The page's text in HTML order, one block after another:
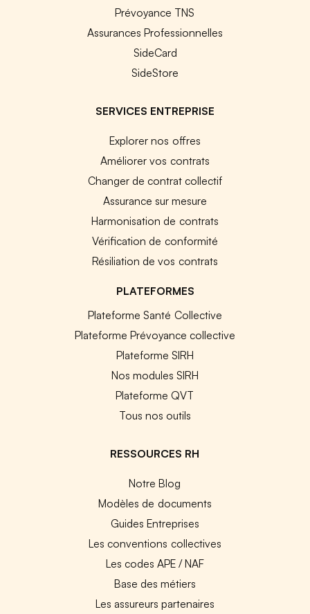
Prévoyance TNS
Assurances Professionnelles
SideCard
SideStore
SERVICES ENTREPRISE
Explorer nos offres
Améliorer vos contrats
Changer de contrat collectif
Assurance sur mesure
Harmonisation de contrats
Vérification de conformité
Résiliation de vos contrats
PLATEFORMES
Plateforme Santé Collective
Plateforme Prévoyance collective
Plateforme SIRH
Nos modules SIRH
Plateforme QVT
Tous nos outils
RESSOURCES RH
Notre Blog
Modèles de documents
Guides Entreprises
Les conventions collectives
Les codes APE / NAF
Base des métiers
Les assureurs partenaires